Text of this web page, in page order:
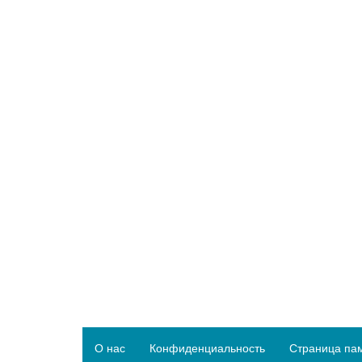
О нас Конфиденциальность Страница